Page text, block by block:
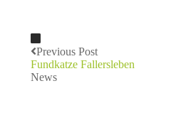
Previous Post
Fundkatze Fallersleben
News